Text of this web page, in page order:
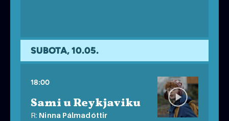
besplatno uz rezervaciju
SUBOTA, 10.05.
18:00
Sami u Reykjaviku
R: Ninna Pálmadóttir